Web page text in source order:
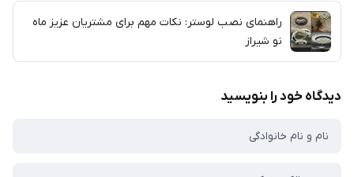
راهنمای نصب لوستر: نکات مهم برای مشتریان عزیز ماه
نو شیراز
دیدگاه خود را بنویسید